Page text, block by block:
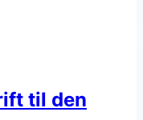
til den